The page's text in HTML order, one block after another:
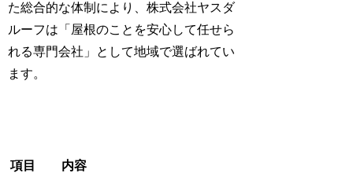
た総合的な体制により、株式会社ヤスダ
ルーフは「屋根のことを安心して任せら
れる専門会社」として地域で選ばれてい
ます。
項目
内容